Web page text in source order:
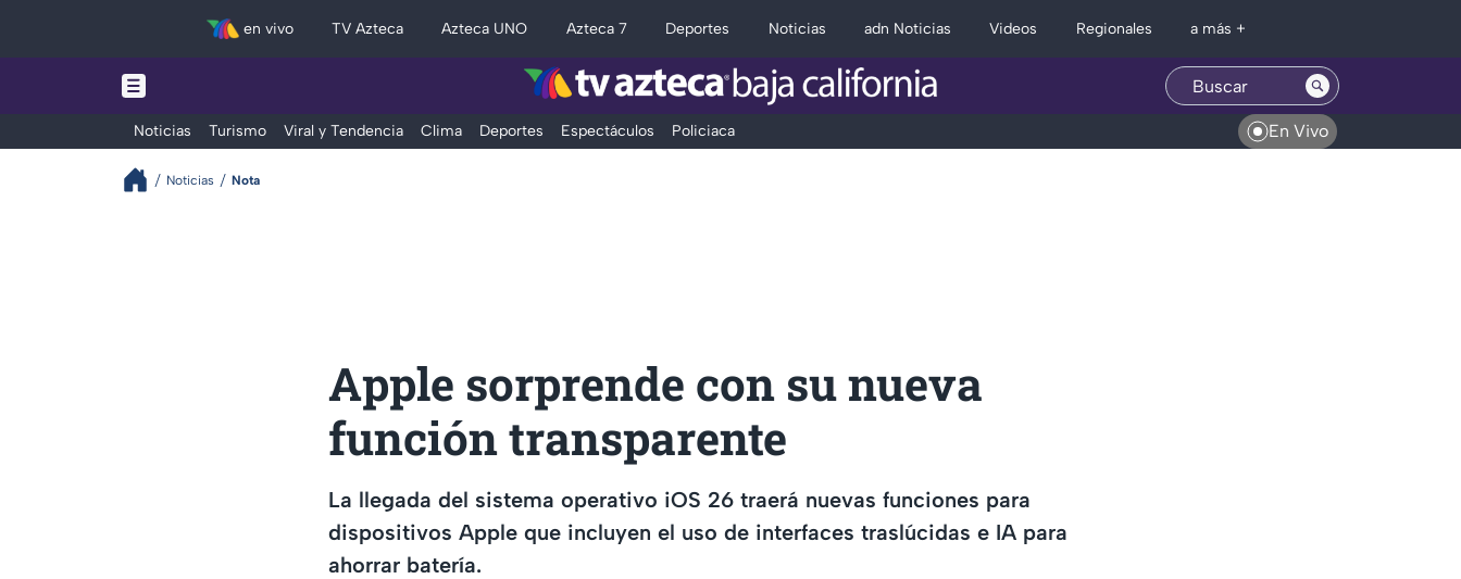
en vivo TV Azteca Azteca UNO Azteca 7 Deportes Noticias adn Noticias Videos Regionales a más +
Noticias Turismo Viral y Tendencia Clima Deportes Espectáculos Policiaca En Vivo
Noticias Nota
Apple sorprende con su nueva
función transparente
La llegada del sistema operativo iOS 26 traerá nuevas funciones para
dispositivos Apple que incluyen el uso de interfaces traslúcidas e IA para
ahorrar batería.